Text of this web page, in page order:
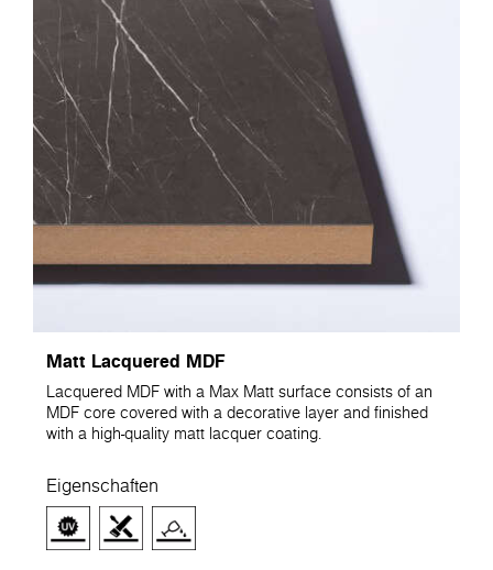
Matt Lacquered MDF
Lacquered MDF with a Max Matt surface consists of an
MDF core covered with a decorative layer and finished
with a high-quality matt lacquer coating.
Eigenschaften